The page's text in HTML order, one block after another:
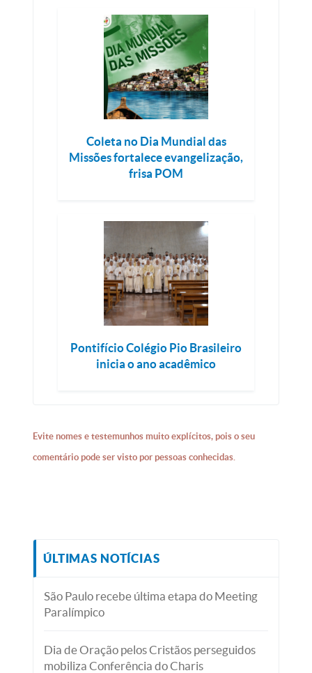
Coleta no Dia Mundial das
Missões fortalece evangelização,
frisa POM
Pontifício Colégio Pio Brasileiro
inicia o ano acadêmico
Evite nomes e testemunhos muito explícitos, pois o seu
comentário pode ser visto por pessoas conhecidas.
ÚLTIMAS NOTÍCIAS
São Paulo recebe última etapa do Meeting
Paralímpico
Dia de Oração pelos Cristãos perseguidos
mobiliza Conferência do Charis